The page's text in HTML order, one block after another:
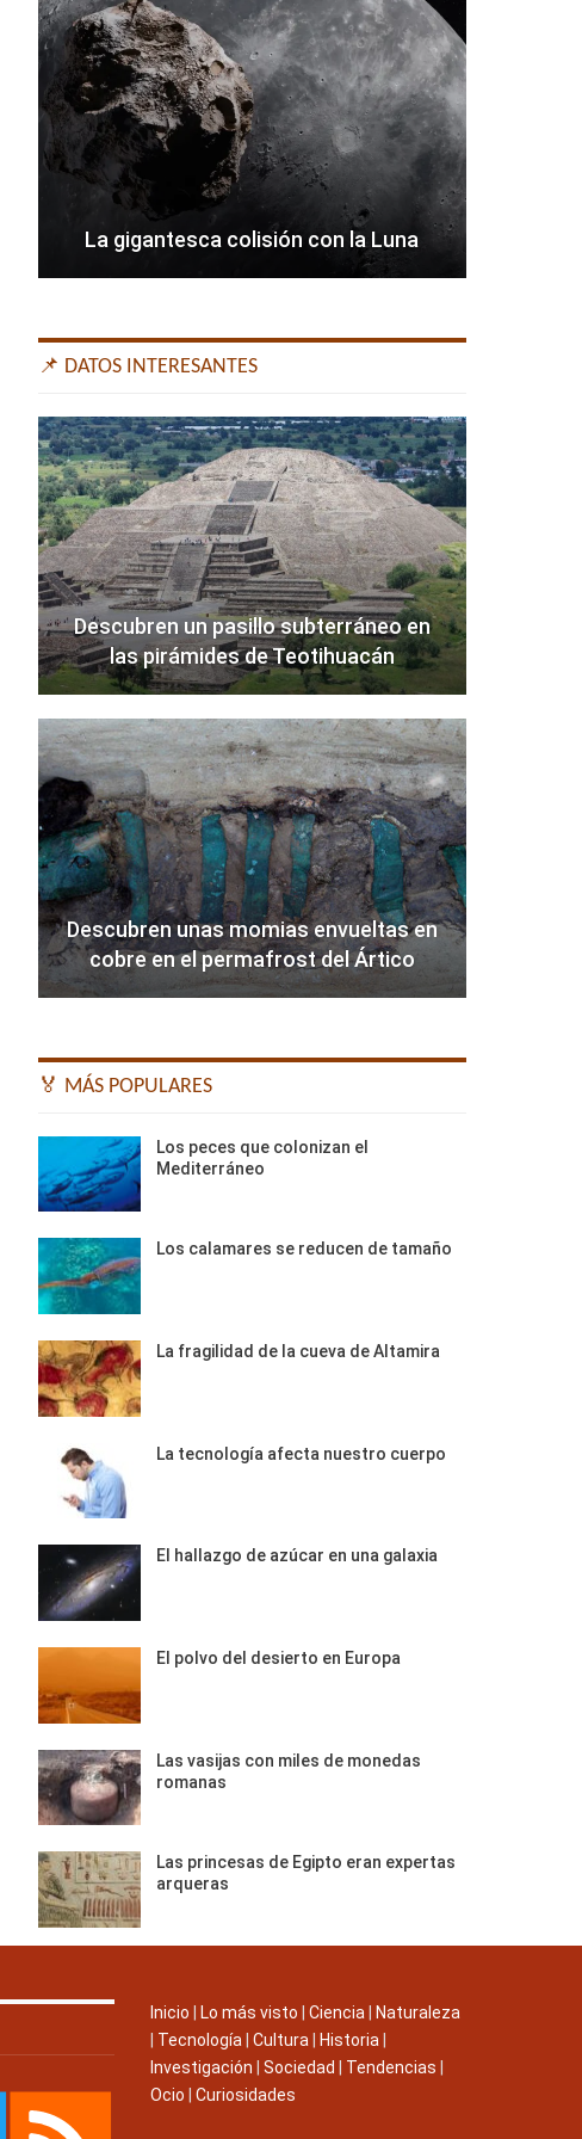
La gigantesca colisión con la Luna
📌 DATOS INTERESANTES
Descubren un pasillo subterráneo en
las pirámides de Teotihuacán
Descubren unas momias envueltas en
cobre en el permafrost del Ártico
🏅 MÁS POPULARES
Los peces que colonizan el
Mediterráneo
Los calamares se reducen de tamaño
La fragilidad de la cueva de Altamira
La tecnología afecta nuestro cuerpo
El hallazgo de azúcar en una galaxia
El polvo del desierto en Europa
Las vasijas con miles de monedas
romanas
Las princesas de Egipto eran expertas
arqueras
Inicio Lo más visto Ciencia
Naturaleza
Tecnología Cultura Historia
Investigación
Sociedad Tendencias
Ocio
Curiosidades